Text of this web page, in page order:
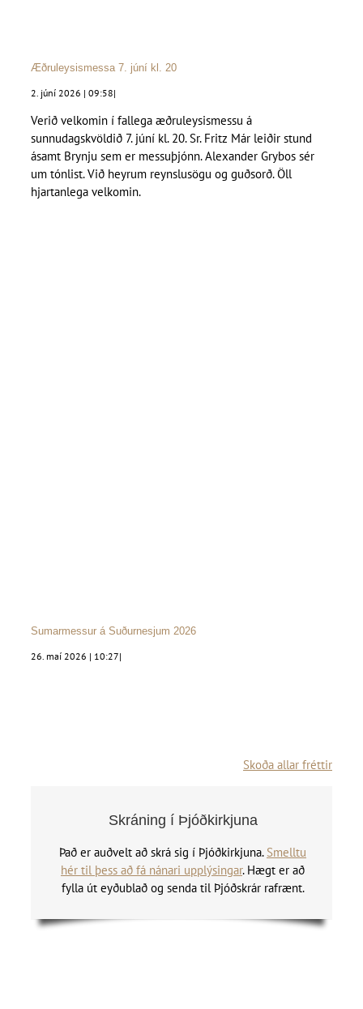
Æðruleysismessa 7. júní kl. 20
2. júní 2026 | 09:58|
Verið velkomin í fallega æðruleysismessu á
sunnudagskvöldið 7. júní kl. 20. Sr. Fritz Már leiðir stund
ásamt Brynju sem er messuþjónn. Alexander Grybos sér
um tónlist. Við heyrum reynslusögu og guðsorð. Öll
hjartanlega velkomin.
Sumarmessur á Suðurnesjum 2026
26. maí 2026 | 10:27|
Skoða allar fréttir
Skráning í Þjóðkirkjuna
Það er auðvelt að skrá sig í Þjóðkirkjuna. Smelltu
hér til þess að fá nánari upplýsingar. Hægt er að
fylla út eyðublað og senda til Þjóðskrár rafrænt.